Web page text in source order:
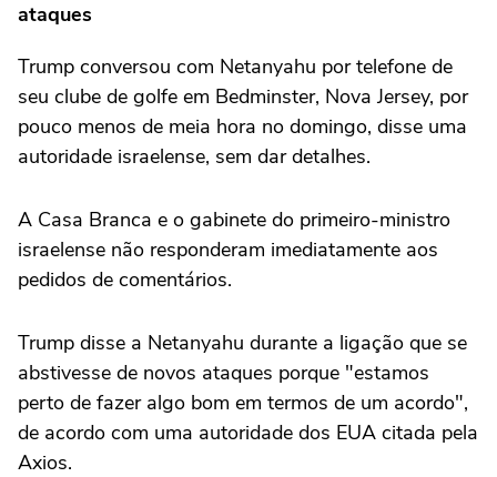
ataques
Trump conversou com Netanyahu por telefone de
seu clube de golfe em Bedminster, Nova Jersey, por
pouco menos de meia hora no domingo, disse uma
autoridade israelense, sem dar detalhes.
A Casa Branca e o gabinete do primeiro-ministro
israelense não responderam imediatamente aos
pedidos de comentários.
Trump disse a Netanyahu durante a ligação que se
abstivesse ‌de novos ataques porque "estamos
perto de fazer algo bom em termos de um acordo",
de acordo com uma autoridade dos EUA citada pela
Axios.